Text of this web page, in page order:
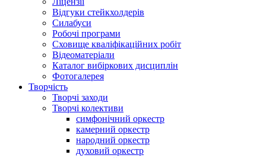
Відгуки стейкхолдерів
Силабуси
Робочі програми
Сховище кваліфікаційних робіт
Відеоматеріали
Каталог вибіркових дисциплін
Фотогалерея
Творчість
Творчі заходи
Творчі колективи
симфонічний оркестр
камерний оркестр
народний оркестр
духовий оркестр